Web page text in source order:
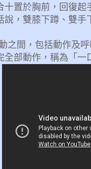
十置於胸前，回復起
說，雙膝下蹲、雙手
之間，包括動作及
全部動作，稱為「一